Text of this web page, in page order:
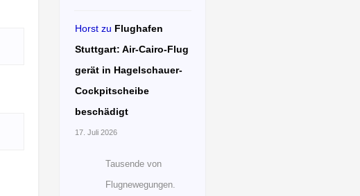
Horstzu Flughafen
Stuttgart: Air-Cairo-Flug
gerät in Hagelschauer-
Cockpitscheibe
beschädigt
17. Juli 2026
Tausende von
Flugnewegungen.